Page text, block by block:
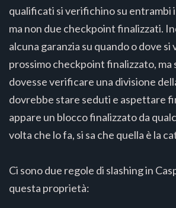
qualificati si verifichino su entrambi
ma non due checkpoint finalizzati.
alcuna garanzia su quando o dove
prossimo checkpoint finalizzato, ma
dovesse verificare una divisione
dovrebbe stare seduti e aspettare
appare un blocco finalizzato da
volta che lo fa, si sa che quella è la
Ci sono due regole di slashing in
questa proprietà: